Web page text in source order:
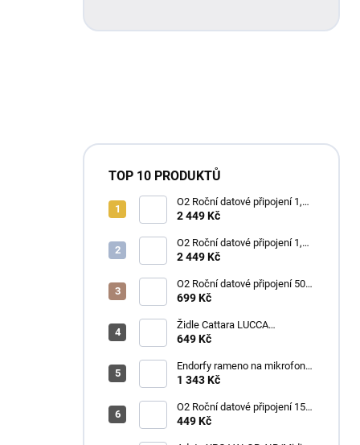
TOP 10 PRODUKTŮ
O2 Roční datové připojení 1,2
TB
2 449 Kč
O2 Roční datové připojení 1,2
TB
2 449 Kč
O2 Roční datové připojení 50
GB
699 Kč
Židle Cattara LUCCA
kempingová skládací modrá
649 Kč
Endorfy rameno na mikrofon
Broadcast Low Profile Boom
hlava / černý
1 343 Kč
O2 Roční datové připojení 15
GB
449 Kč